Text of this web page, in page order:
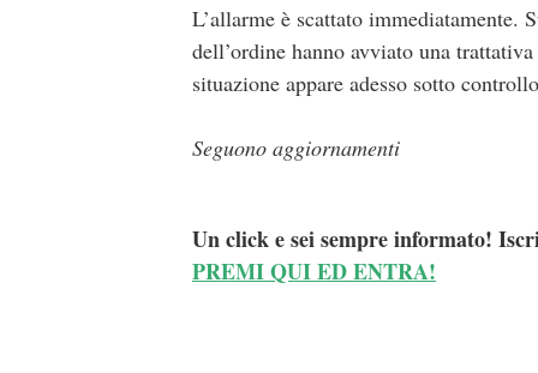
L’allarme è scattato immediatamente.
dell’ordine hanno avviato una
situazione appare adesso sotto
Seguono aggiornamenti
Un click e sei sempre informato!
PREMI QUI ED ENTRA!